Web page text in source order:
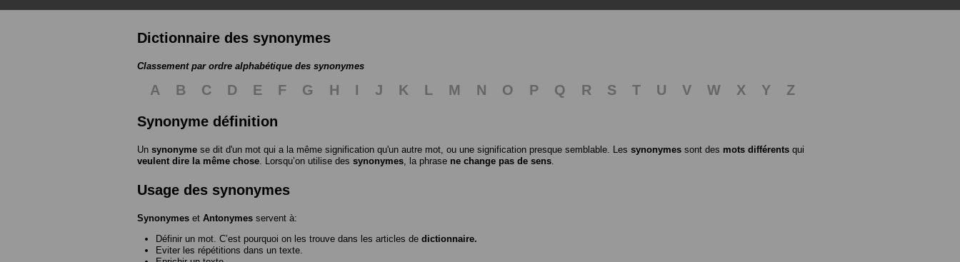
Dictionnaire des synonymes
Classement par ordre alphabétique des synonymes
A B C D E F G H I J K L M N O P Q R S T U V W X Y
Z
Synonyme définition
Un synonyme se dit d'un mot qui a la même signification qu'un autre mot, ou une signification presque semblable. Les synonymes sont des mots différents qui
veulent dire la même chose . Lorsqu’on utilise des synonymes , la phrase ne change pas de sens
Usage des synonymes
Synonymes et Antonymes servent à:
Définir un mot. C’est pourquoi on les trouve dans les articles de dictionnaire.
Eviter les répétitions dans un texte.